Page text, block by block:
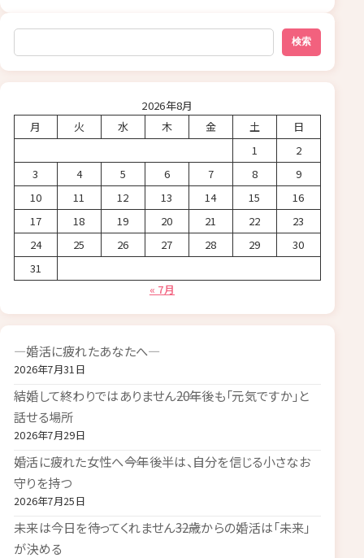
検索
検索
2026年8月
月
火 水 木 金 土
日
1
2
3
4 5 6 7 8
9
10
11 12 13 14 15
16
17
18 19 20 21 22
23
24
25 26 27 28 29
30
31
« 7月
―婚活に疲れたあなたへ―
2026年7月31日
結婚して終わりではありません――20年後も「元気ですか」と
話せる場所
2026年7月29日
婚活に疲れた女性へ――今年後半は、自分を信じる小さなお
守りを持つ
2026年7月25日
未来は今日を待ってくれません――32歳からの婚活は「未来」
が決める